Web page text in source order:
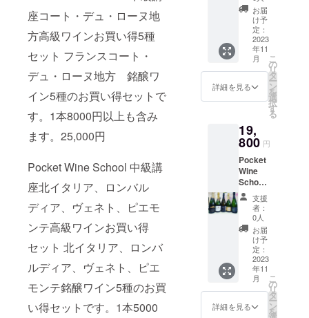
座コート・デュ・ローヌ地
方高級ワインお買い得5種
セット フランスコート・
デュ・ローヌ地方 銘醸ワ
イン5種のお買い得セットで
す。1本8000円以上も含み
ます。25,000円
Pocket Wine School 中級講
座北イタリア、ロンバル
ディア、ヴェネト、ピエモ
ンテ高級ワインお買い得
セット 北イタリア、ロンバ
ルディア、ヴェネト、ピエ
モンテ銘醸ワイン5種のお買
い得セットです。1本5000
ストし
たコー
ヒーに
細かい
タンニ
ンが混
ざり合
い、長
い余韻
が続き
オーク
に支え
られた
リッチ
で芳醇
な味わ
いにク
ナワラ
らしさ
が感じ
られま
す。
ズ、ト
リュ
フ、
レープ
レ・イ
ン・シ
（野兎
の煮込
ブラ
ザー
ト・ア
ル・バ
ローロ
（牛肉
のバ
ローロ
煮）、
タヤリ
ン・コ
ン・タ
トゥー
フォ・
ビアン
コ（タ
ヤリン
ドロー
ズや
ジャス
ミンの
香りと
オレン
パイス
のエキ
ニュア
ンスが
楽しめ
る.スパ
イシー
なアジ
ア系の
料理と
の相性
をお楽
しみい
ただけ
ます。
特定商
取引法
税法に
リー、
土っぽ
さを感
じる、
クラ
シック
ルネの
香りと
ト。黒
系フ
ルーツ
とロー
ストし
たコー
ヒーに
細かい
タンニ
ンが混
ざり合
い、長
い余韻
が続き
ます。
に支え
くとろ
ける様
な香り
と、飲
み心地
は 柔ら
かく溶
け込ん
たチェ
リーブ
デーや
ダーク
チェ
リーの
様な果
実味、
タバコ
やナツ
メグ、
ダーク
チョコ
レート
非常に
を地方
の前
菜、メ
イン料
理とと
もに
探って
いきま
の比
較」
「いろ
いろな
造り手
を覚え
たい」
そし
て、
ちょっ
といい
ワイン
を同じ
仲間と
楽しみ
たい方
のため
ス、ア
メリ
カ、カ
ナダ、
ヨー
ロッパ
をはじ
め、世
界各国
に輸出
いま
す。 特
定商取
引法及
び酒税
法に基
づく表
示特定
商取引
に関す
る法
律」に
基づき
以下に
明示い
たしま
す。
ン
ショッ
プおす
すめワ
イン試
飲会で
す。
（毎月
月末16
時より
たしま
す。）
コース
料理つ
きで
す。
★ワイ
ンワン
デーセ
ミナー
のご案
内です
★ 月1
回ペー
スの講
座内容
です。
10種ワ
が広が
り、バ
ランス
の良い
フレッ
シュな
辛口白
ワイン
で
す。
スやプ
ラム、
シナモ
ンやク
ローブ
などや
わらか
い中に
複雑な
香りを
もつ。
完熟し
た果実
に、タ
ンニン
が溶け
込ん
で、と
ドー非
常に華
やかな
トロピ
カル・
フルー
ハーブ
などの
ヴァー
が広が
り、バ
ランス
の良い
フレッ
シュな
辛口白
ワイン
で
す。
赤は
カシス
やプラ
ム、シ
ナモン
やク
ローブ
の大変
飲み心
地の良
いシャ
ンパー
ニュ。
果実と
シャル
スが見
事な調
和を見
せてい
ます。
柑橘系
果実や
ブリオ
シュを
想わせ
る複雑
な香り
があ
り、フ
ローラ
和の取
月瓶内
熟成
複雑味
な旨 み
はリ
ザーブ
の多さ
（30％
ル・
ド・
ヴァロ
ン ブ
リュッ
ト」
は、長
い余韻
が特長
の大変
飲み心
地の良
いシャ
ンパー
ニュ。
果実と
です。
1CHAB
LISシャ
ブリ
Chardo
nnay
キンメ
リジャ
リと正
面から
い、
「ミネ
ラル・
エモー
ショ
ン」を
表現す
る 最
良の生
産者協
同組
合 ～
シャブ
買い得
セット
です。
全て辛
口で
す。 1,
シャル
リエ・
r et
Fils（R
M）R M
Champ
agne
Carte
Noire
Meunie
r ムニエ
60%
Chardo
nnay
シャル
ドネ
20%
Pinot
Noirピ
ア、ロ
ンバル
ディ
ア、
ヴェネ
ト、ピ
エモン
テ高級
ワイン
お買い
ト 北イ
タリ
ア、ロ
ンバル
ディ
ア、
ヴェネ
ト、ピ
エモン
テ銘醸
ワイン5
種のお
買い得
セット
です。1
本5000
円〜
お届
け予
定：
2023
年11
月
詳細を見る
こ
の
リ
タ
ー
ン
を
選
択
す
る
19,
800 円
Pocket
Wine
School
中級講
座シャ
ンパー
ニュ地
方おす
すめワ
イン5本
セッ
ト 全
て5000
円以上
のワイ
支援
者：
0人
お届
け予
定：
2023
年11
月
詳細を見る
こ
の
リ
タ
ー
ン
を